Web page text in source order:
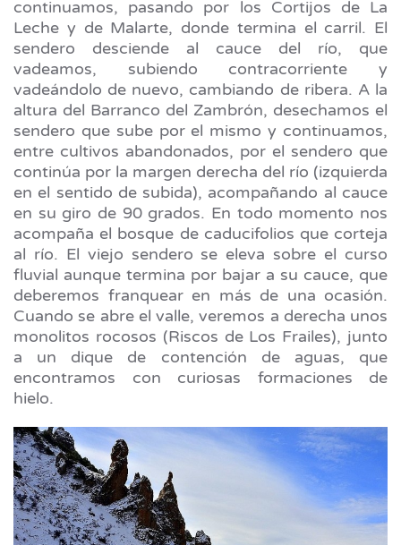
continuamos, pasando por los Cortijos de La
Leche y de Malarte, donde termina el carril. El
sendero desciende al cauce del río, que
vadeamos, subiendo contracorriente y
vadeándolo de nuevo, cambiando de ribera. A la
altura del Barranco del Zambrón, desechamos el
sendero que sube por el mismo y continuamos,
entre cultivos abandonados, por el sendero que
continúa por la margen derecha del río (izquierda
en el sentido de subida), acompañando al cauce
en su giro de 90 grados. En todo momento nos
acompaña el bosque de caducifolios que corteja
al río. El viejo sendero se eleva sobre el curso
fluvial aunque termina por bajar a su cauce, que
deberemos franquear en más de una ocasión.
Cuando se abre el valle, veremos a derecha unos
monolitos rocosos (Riscos de Los Frailes), junto
a un dique de contención de aguas, que
encontramos con curiosas formaciones de
hielo.